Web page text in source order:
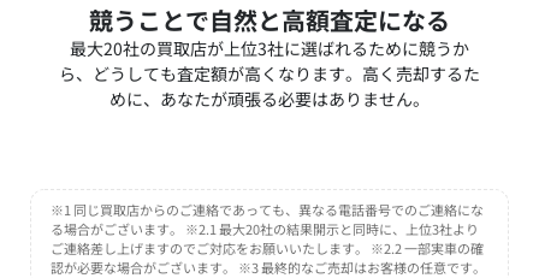
競うことで自然と高額査定になる
最大20社の買取店が上位3社に選ばれるために競うか
ら、どうしても査定額が高くなります。高く売却するた
めに、あなたが頑張る必要はありません。
※1 同じ買取店からのご連絡であっても、異なる電話番号でのご連絡にな
る場合がございます。 ※2.1 最大20社の結果開示と同時に、上位3社より
ご連絡差し上げますのでご対応をお願いいたします。 ※2.2 一部実車の確
認が必要な場合がございます。 ※3 最終的なご売却はお客様の任意です。